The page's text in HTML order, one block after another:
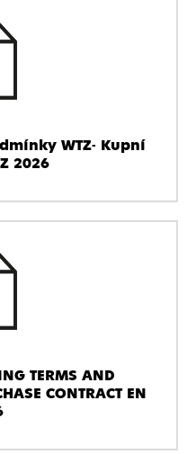
WTZ- Kupní
2026
TERMS AND
CONTRACT EN